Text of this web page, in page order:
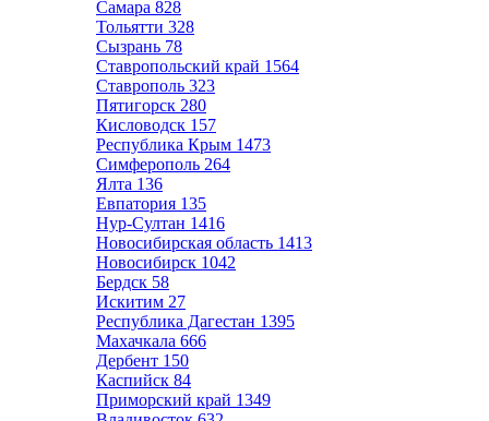
Самара 828
Тольятти 328
Сызрань 78
Ставропольский край 1564
Ставрополь 323
Пятигорск 280
Кисловодск 157
Республика Крым 1473
Симферополь 264
Ялта 136
Евпатория 135
Нур-Султан 1416
Новосибирская область 1413
Новосибирск 1042
Бердск 58
Искитим 27
Республика Дагестан 1395
Махачкала 666
Дербент 150
Каспийск 84
Приморский край 1349